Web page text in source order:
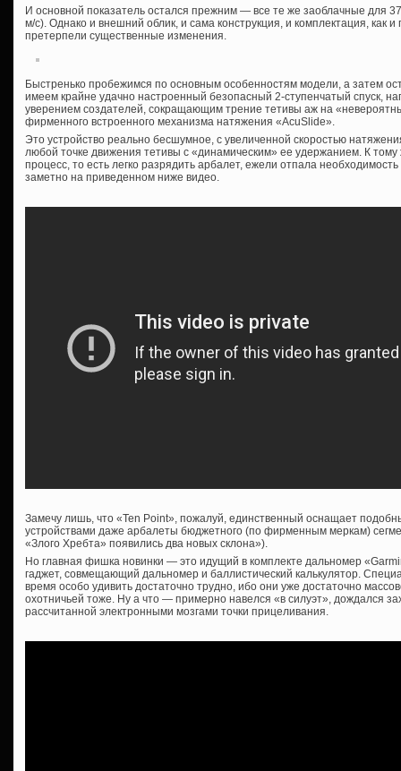
И основной показатель остался прежним — все те же заоблачные для
м/с). Однако и внешний облик, и сама конструкция, и комплектация, как
претерпели существенные изменения.
Быстренько пробежимся по основным особенностям модели, а затем
имеем крайне удачно настроенный безопасный 2-ступенчатый спуск,
уверением создателей, сокращающим трение тетивы аж на
фирменного встроенного механизма натяжения «AcuSlide».
Это устройство реально бесшумное, с увеличенной скоростью
любой точке движения тетивы с «динамическим» ее удержанием. К
процесс, то есть легко разрядить арбалет, ежели отпала
заметно на приведенном ниже видео.
Замечу лишь, что «Ten Point», пожалуй, единственный оснащает
устройствами даже арбалеты бюджетного (по фирменным меркам)
«Злого Хребта» появились два новых склона»).
Но главная фишка новинки — это идущий в комплекте дальномер
гаджет, совмещающий дальномер и баллистический калькулятор.
время особо удивить достаточно трудно, ибо они уже достаточно
охотничьей тоже. Ну а что — примерно навелся «в силуэт», дождался
рассчитанной электронными мозгами точки прицеливания.